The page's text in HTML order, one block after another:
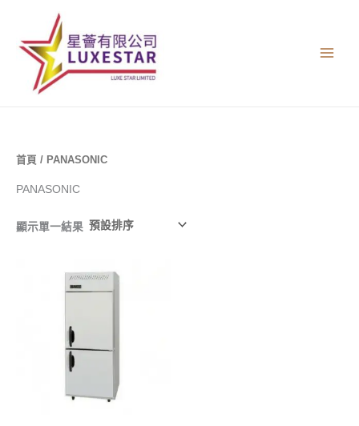
首頁 / PANASONIC
PANASONIC
顯示單一結果